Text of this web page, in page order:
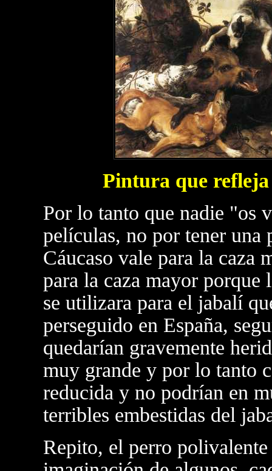
Pintura que
Por lo tanto que nadie "os
películas, no por tener una
Cáucaso vale para la caza
para la caza mayor porque
se utilizara para el jabalí
perseguido en España,
quedarían gravemente
muy grande y por lo tanto
reducida y no podrían en
terribles embestidas del
Repito, el perro